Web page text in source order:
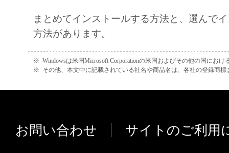
サポートおよびアップデート
キヤノン、キヤノンの子会社、それら
およびお客様による「許諾ソフトウェ
援することについて、いかなる責任も
りません。また、本契約に基づき「許
ートがなされることはありません。
まとめてインストールする方法と、選んで
方法があります。
※ Windowsは米国Microsoft Corporationの米国およびその他の国におけ
※ その他、本文中に記載されている社名や商品名は、各社の登録商標
お問い合わせ サイトのご利用